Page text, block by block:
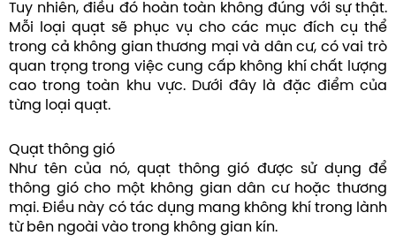
Tuy nhiên, điều đó hoàn toàn không đúng với sự thật.
Mỗi loại quạt sẽ phục vụ cho các mục đích cụ thể
trong cả không gian thương mại và dân cư, có vai trò
quan trọng trong việc cung cấp không khí chất lượng
cao trong toàn khu vực. Dưới đây là đặc điểm của
từng loại quạt.
Quạt thông gió
Như tên của nó, quạt thông gió được sử dụng để
thông gió cho một không gian dân cư hoặc thương
mại. Điều này có tác dụng mang không khí trong lành
từ bên ngoài vào trong không gian kín.